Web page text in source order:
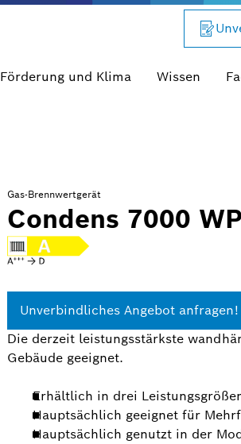
Förderung und Klima Wissen
Gas-Brennwertgerät
Condens 7000 WP
Unverbindliches Angebot anfragen!
Die derzeit leistungsstärkste
Gebäude geeignet.
Erhältlich in drei
Hauptsächlich geeignet für
Hauptsächlich genutzt in der